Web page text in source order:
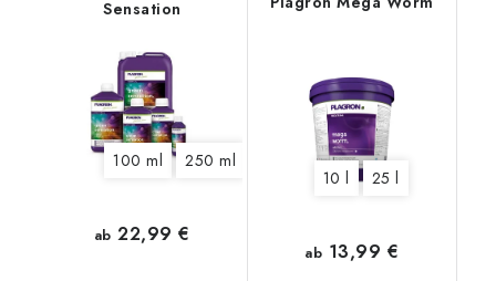
Sensation
100 ml 250 ml 1 l 5 l
ab 22,99 €
10 l 25 l
ab 13,99 €